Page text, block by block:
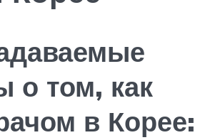
о том, как
в Корее: